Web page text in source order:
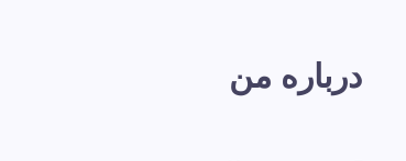
درباره من